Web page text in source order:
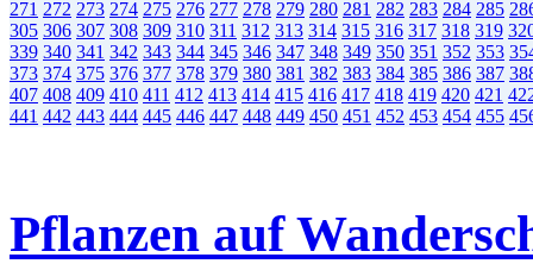
271 272 273 274 275 276 277 278 279 280 281 282 283 284 285
305 306 307 308 309 310 311 312 313 314 315 316 317 318 319
339 340 341 342 343 344 345 346 347 348 349 350 351 352 353
373 374 375 376 377 378 379 380 381 382 383 384 385 386 387
407 408 409 410 411 412 413 414 415 416 417 418 419 420 421
441 442 443 444 445 446 447 448 449 450 451 452 453 454 455
Pflanzen auf